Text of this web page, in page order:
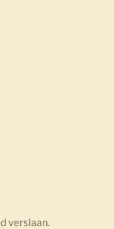
verslaan.